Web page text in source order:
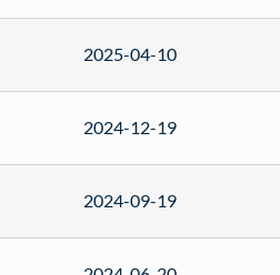
2025-04-10
2024-12-19
2024-09-19